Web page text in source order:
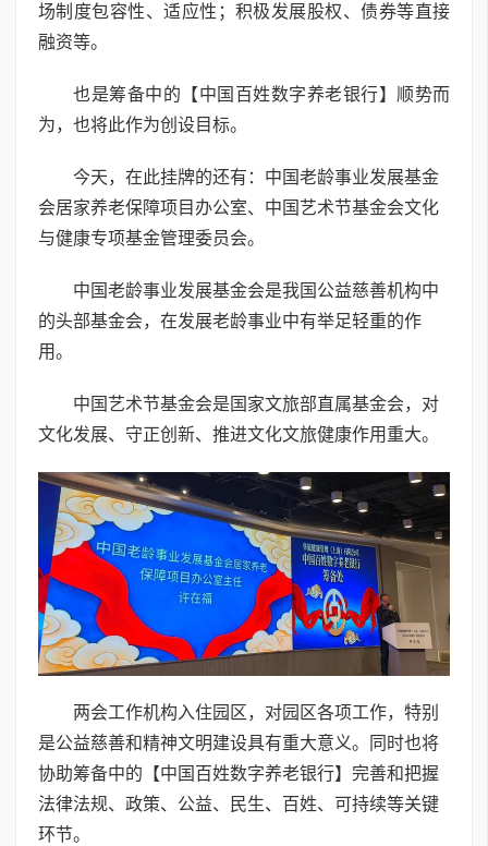
场制度包容性、适应性；积极发展股权、债券等直接
融资等。
也是筹备中的【中国百姓数字养老银行】顺势而
为，也将此作为创设目标。
今天，在此挂牌的还有：中国老龄事业发展基金
会居家养老保障项目办公室、中国艺术节基金会文化
与健康专项基金管理委员会。
中国老龄事业发展基金会是我国公益慈善机构中
的头部基金会，在发展老龄事业中有举足轻重的作
用。
中国艺术节基金会是国家文旅部直属基金会，对
文化发展、守正创新、推进文化文旅健康作用重大。
两会工作机构入住园区，对园区各项工作，特别
是公益慈善和精神文明建设具有重大意义。同时也将
协助筹备中的【中国百姓数字养老银行】完善和把握
法律法规、政策、公益、民生、百姓、可持续等关键
环节。